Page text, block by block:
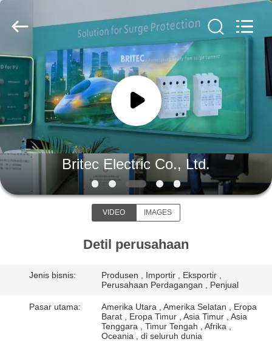
RUMAH
PRODUK
TENTANG
KITA
WISATA
KUALITAS
HUBUNGI
Britec
Ltd..
Britec Electric Co., Ltd.
VIDEO IMAGES
Detil perusahaan
Jenis bisnis:
Produsen , Importir , Eksportir ,
Perusahaan Perdagangan , Penjual
Pasar utama:
Amerika Utara , Amerika Selatan , Eropa
Barat , Eropa Timur , Asia Timur , Asia
Tenggara , Timur Tengah , Afrika ,
Oceania , di seluruh dunia